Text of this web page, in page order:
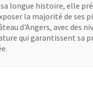
longue histoire, elle
la majorité de ses
d'Angers, avec des
qui garantissent sa